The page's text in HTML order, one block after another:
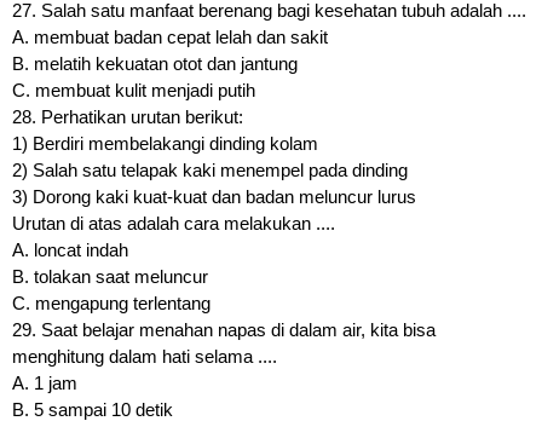
27. Salah satu manfaat berenang bagi kesehatan tubuh adalah ....
A. membuat badan cepat lelah dan sakit
B. melatih kekuatan otot dan jantung
C. membuat kulit menjadi putih
28. Perhatikan urutan berikut:
1) Berdiri membelakangi dinding kolam
2) Salah satu telapak kaki menempel pada dinding
3) Dorong kaki kuat-kuat dan badan meluncur lurus
Urutan di atas adalah cara melakukan ....
A. loncat indah
B. tolakan saat meluncur
C. mengapung terlentang
29. Saat belajar menahan napas di dalam air, kita bisa
menghitung dalam hati selama ....
A. 1 jam
B. 5 sampai 10 detik